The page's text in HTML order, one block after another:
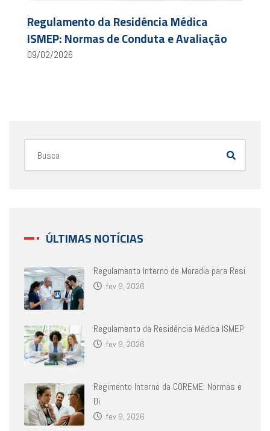
Regulamento da Residência Médica
ISMEP: Normas de Conduta e Avaliação
09/02/2026
ÚLTIMAS NOTÍCIAS
Regulamento Interno de Moradia para Resi
fev 9, 2026
Regulamento da Residência Médica ISMEP
fev 9, 2026
Regimento Interno da COREME: Normas e
Di
fev 9, 2026